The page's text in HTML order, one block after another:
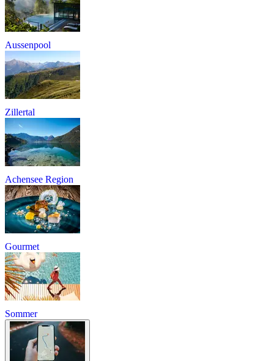
Aussenpool
Zillertal
Achensee Region
Gourmet
Sommer